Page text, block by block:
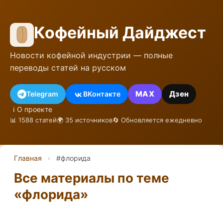
Кофейный Дайджест
Новости кофейной индустрии — полные
переводы статей на русском
Telegram ВКонтакте MAX Дзен
ℹ️ О проекте
📊 1588 статей🌍 35 источников🔄 Обновляется ежедневно
Главная › #флорида
Все материалы по теме
«флорида»